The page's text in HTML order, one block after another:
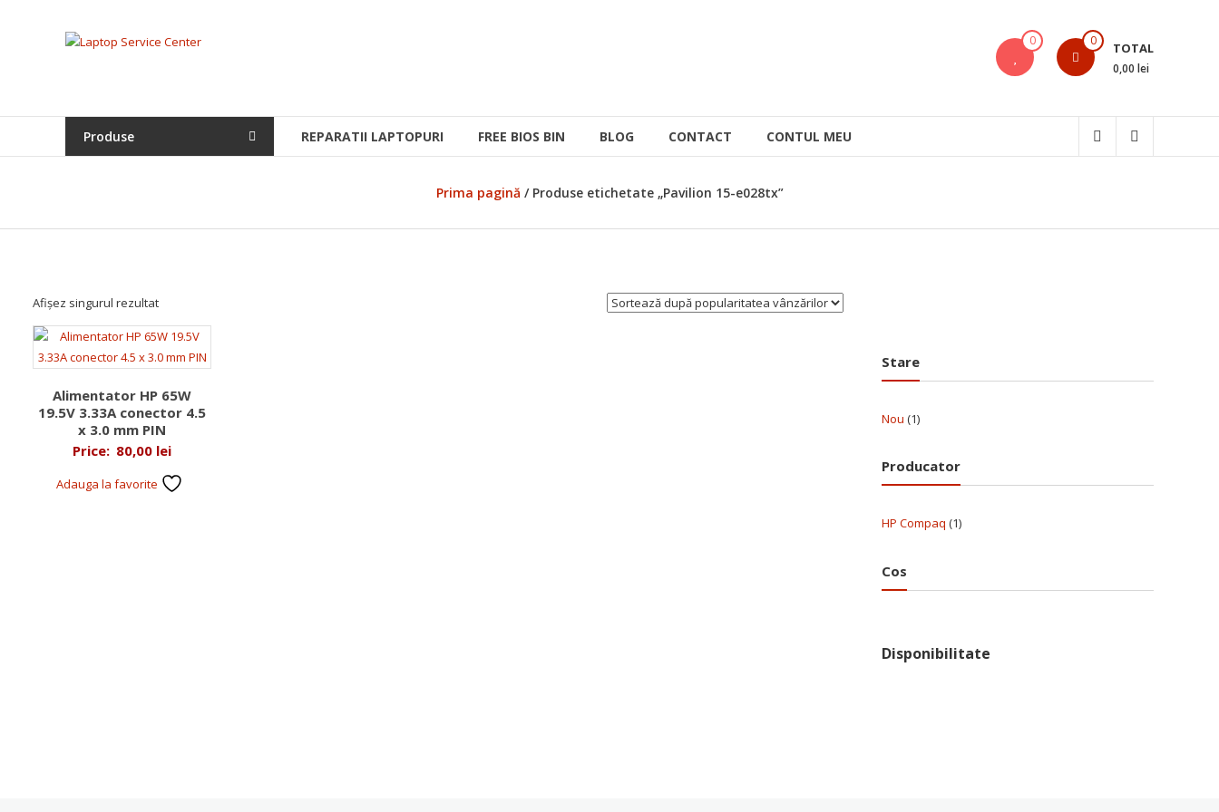
Laptop
Center
Bistrita,
Service
Laptopuri,
si
uri
0 0 TOTAL
0,00 lei
Produse REPARATII LAPTOPURI FREE BIOS BIN BLOG CONTACT CONTUL MEU
Prima pagină / Produse etichetate „Pavilion 15-e028tx”
Afișez singurul rezultat
Alimentator HP 65W
19.5V 3.33A conector 4.5
x 3.0 mm PIN
Price: 80,00 lei
Adauga la favorite
Stare
Nou (1)
Producator
HP Compaq (1)
Cos
Disponibilitate